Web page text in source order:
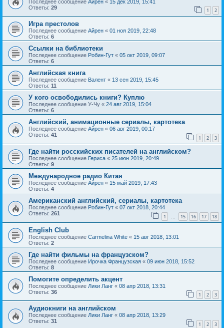
Последнее сообщение Айрен « 15 дек 2019, 15:41
Ответы: 29 1 2
Игра престолов
Последнее сообщение Айрен « 01 ноя 2019, 22:48
Ответы: 6
Ссылки на библиотеки
Последнее сообщение Робин-Гут « 05 окт 2019, 09:07
Ответы: 6
Английская книга
Последнее сообщение Валент « 13 сен 2019, 15:45
Ответы: 11
У кого освободились книги? Куплю
Последнее сообщение У-Чу « 24 авг 2019, 15:04
Ответы: 6
Английский, анимационные сериалы, картотека
Последнее сообщение Айрен « 06 авг 2019, 00:17
Ответы: 41 1 2 3
Где найти росскийских писателей на английском?
Последнее сообщение Гериса « 25 июн 2019, 20:49
Ответы: 9
Международное радио Китая
Последнее сообщение Айрен « 15 май 2019, 17:43
Ответы: 4
Американский английский, сериалы, картотека
Последнее сообщение Робин-Гут « 07 окт 2018, 20:44
Ответы: 261 1 … 15 16 17 18
English Club
Последнее сообщение Carmelina White « 15 авг 2018, 13:01
Ответы: 2
Где найти фильмы на французском?
Последнее сообщение Ирочка Французская « 09 июн 2018, 15:52
Ответы: 8
Помогите определить акцент
Последнее сообщение Лики Ланг « 08 апр 2018, 13:31
Ответы: 36 1 2 3
Аудиокниги на английском
Последнее сообщение Лики Ланг « 08 апр 2018, 13:29
Ответы: 31 1 2 3